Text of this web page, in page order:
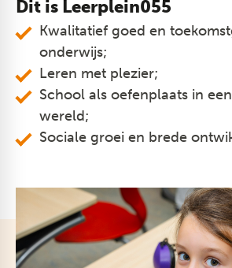
Dit is Leerplein055
​Kwalitatief goed en
onderwijs;
Leren met plezier;
School als oefenplaats in
wereld;
Sociale groei en brede